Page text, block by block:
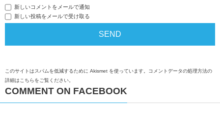
新しいコメントをメールで通知
新しい投稿をメールで受け取る
このサイトはスパムを低減するために Akismet を使っています。 コメントデータの処理方法の
詳細はこちらをご覧ください。
COMMENT ON FACEBOOK